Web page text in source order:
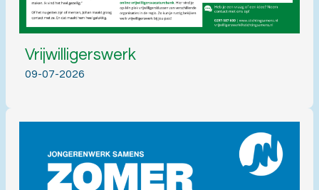
Vrijwilligerswerk
09-07-2026